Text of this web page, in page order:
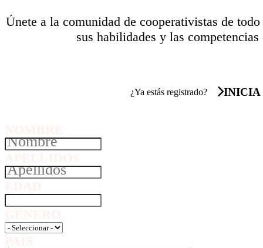
Únete a la comunidad de cooperativistas de
sus habilidades y las
¿Ya estás registrado? INICIA